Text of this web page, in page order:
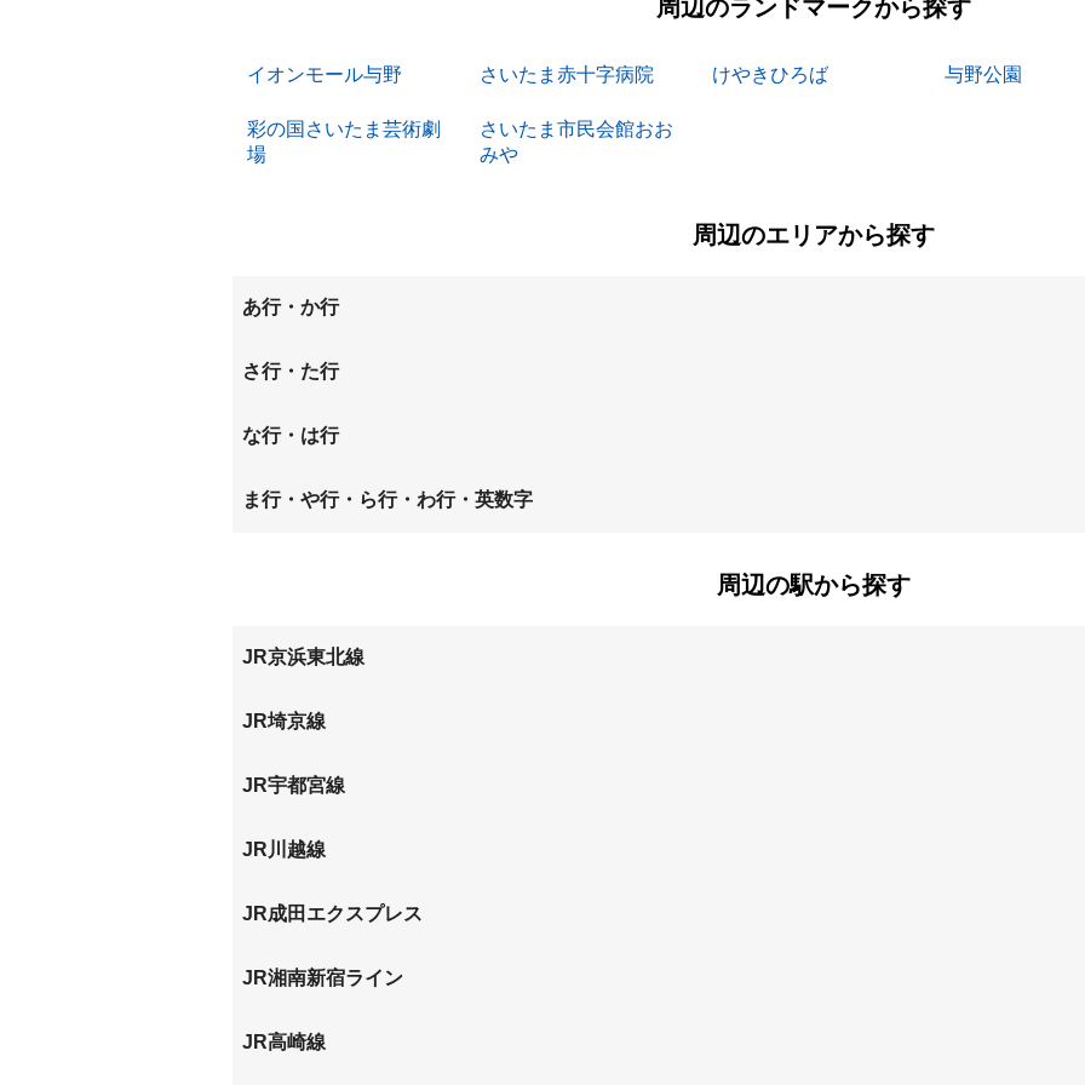
周辺のランドマークから探す
イオンモール与野 さいたま赤十字病院 けやきひろば 与野公園
彩の国さいたま芸術劇
場
さいたま市民会館おお
みや
周辺のエリアから探す
あ行・か行
東町
上大久保
さ行・た行
桜丘
新都心 新中里
な行・は行
仲町 八王子
ま行・や行・ら行・わ行・英数字
周辺の駅から探す
JR京浜東北線
与野
JR埼京線
与野本町
JR宇都宮線
大宮
JR川越線
大宮
JR成田エクスプレス
大宮
JR湘南新宿ライン
大宮
JR高崎線